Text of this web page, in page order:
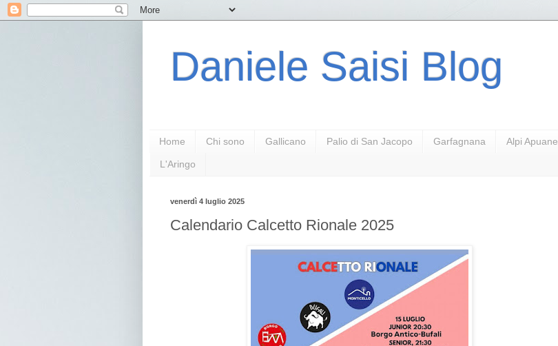
Daniele Saisi Blog
Home Chi sono Gallicano Palio di San Jacopo Garfagnana Alpi Apuane
L'Aringo
venerdì 4 luglio 2025
Calendario Calcetto Rionale 2025